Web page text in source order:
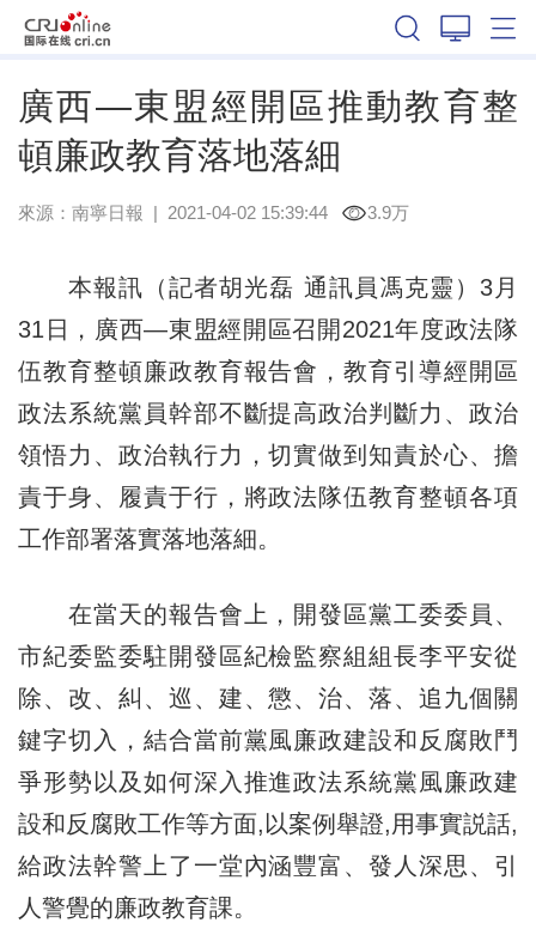
廣西—東盟經開區推動教育整
頓廉政教育落地落細
來源： 南寧日報 | 2021-04-02 15:39:44 3.9万
本報訊（記者胡光磊 通訊員馮克靈）3月
31日，廣西—東盟經開區召開2021年度政法隊
伍教育整頓廉政教育報告會，教育引導經開區
政法系統黨員幹部不斷提高政治判斷力、政治
領悟力、政治執行力，切實做到知責於心、擔
責于身、履責于行，將政法隊伍教育整頓各項
工作部署落實落地落細。
在當天的報告會上，開發區黨工委委員、
市紀委監委駐開發區紀檢監察組組長李平安從
除、改、糾、巡、建、懲、治、落、追九個關
鍵字切入，結合當前黨風廉政建設和反腐敗鬥
爭形勢以及如何深入推進政法系統黨風廉政建
設和反腐敗工作等方面,以案例舉證,用事實説話,
給政法幹警上了一堂內涵豐富、發人深思、引
人警覺的廉政教育課。